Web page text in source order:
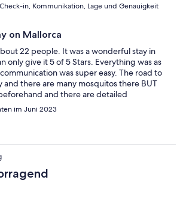
in, Kommunikation, Lage und Genauigkeit
on Mallorca
22 people. It was a wonderful stay in
only give it 5 of 5 Stars. Everything was as
was super easy. The road to
and there are many mosquitos there BUT
and there are detailed
all of that! Also we got some yoga
im Juni 2023